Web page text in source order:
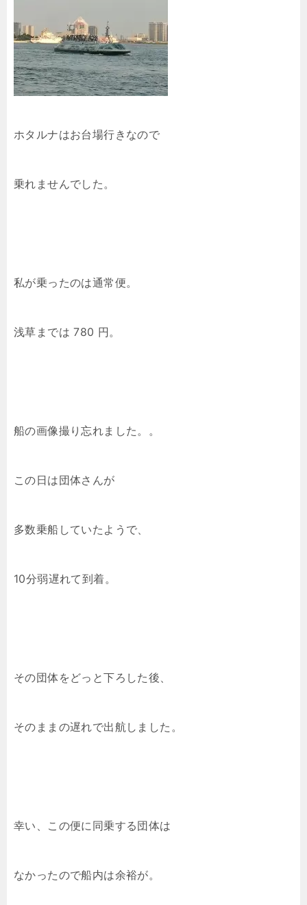
ホタルナはお台場行きなので
乗れませんでした。
私が乗ったのは通常便。
浅草までは 780 円。
船の画像撮り忘れました。。
この日は団体さんが
多数乗船していたようで、
10分弱遅れて到着。
その団体をどっと下ろした後、
そのままの遅れで出航しました。
幸い、この便に同乗する団体は
なかったので船内は余裕が。